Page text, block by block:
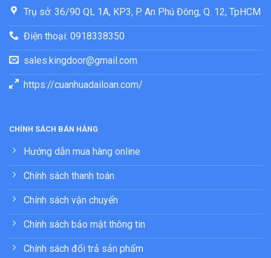
Trụ sở: 36/90 QL 1A, KP3, P. An Phú Đông, Q. 12, TpHCM
Điện thoại: 0918338350
sales.kingdoor@gmail.com
https://cuanhuadailoan.com/
CHÍNH SÁCH BÁN HÀNG
Hướng dẫn mua hàng online
Chính sách thanh toán
Chính sách vận chuyển
Chính sách bảo mật thông tin
Chính sách đổi trả sản phẩm